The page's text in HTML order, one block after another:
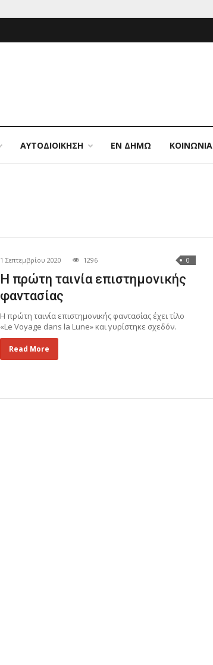
ΑΥΤΟΔΙΟΙΚΗΣΗ ΕΝ ΔΗΜΩ ΚΟΙΝΩΝΙΑ
1 Σεπτεμβρίου 2020 1296 0
Η πρώτη ταινία επιστημονικής
φαντασίας
Η πρώτη ταινία επιστημονικής φαντασίας έχει τίλο
«Le Voyage dans la Lune» και γυρίστηκε σχεδόν.
Read More